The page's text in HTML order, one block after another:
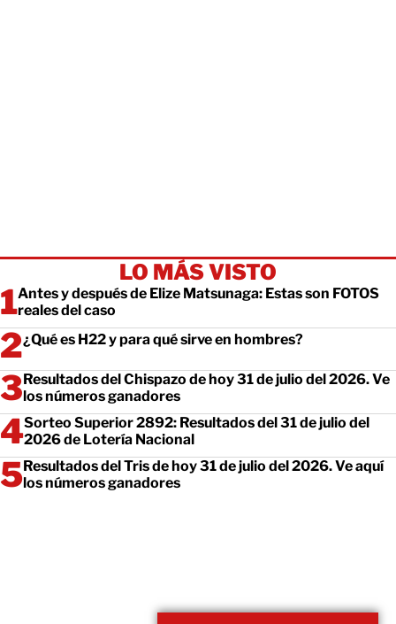
LO MÁS VISTO
Antes y después de Elize Matsunaga: Estas son FOTOS
reales del caso
¿Qué es H22 y para qué sirve en hombres?
Resultados del Chispazo de hoy 31 de julio del 2026. Ve
los números ganadores
Sorteo Superior 2892: Resultados del 31 de julio del
2026 de Lotería Nacional
Resultados del Tris de hoy 31 de julio del 2026. Ve aquí
los números ganadores